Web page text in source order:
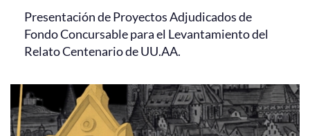
Presentación de Proyectos Adjudicados de
Fondo Concursable para el Levantamiento del
Relato Centenario de UU.AA.